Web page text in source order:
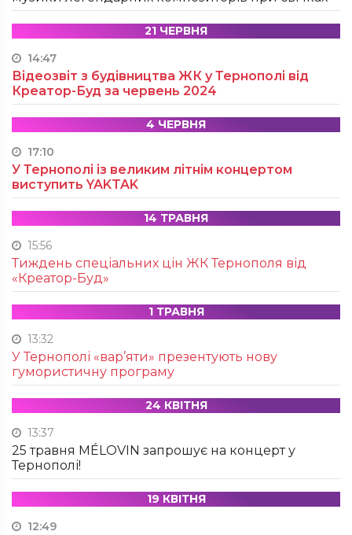
21 ЧЕРВНЯ
14:47
Відеозвіт з будівництва ЖК у Тернополі від
Креатор-Буд за червень 2024
4 ЧЕРВНЯ
17:10
У Тернополі із великим літнім концертом
виступить YAKTAK
14 ТРАВНЯ
15:56
Тиждень спеціальних цін ЖК Тернополя від
«Креатор-Буд»
1 ТРАВНЯ
13:32
У Тернополі «вар’яти» презентують нову
гумористичну програму
24 КВІТНЯ
13:37
25 травня MÉLOVIN запрошує на концерт у
Тернополі!
19 КВІТНЯ
12:49